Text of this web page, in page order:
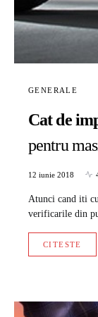
GENERALE
Cat de
pentru
12 iunie 2018
Atunci cand iti
verificarile din
CITESTE